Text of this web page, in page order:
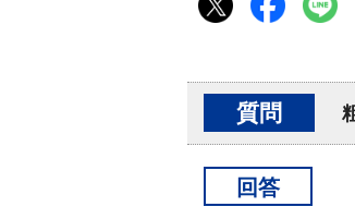
質問
回答